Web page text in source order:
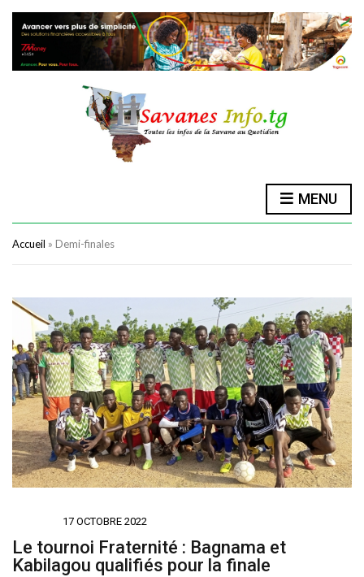
MENU
Accueil » Demi-finales
17 OCTOBRE 2022
Le tournoi Fraternité : Bagnama et
Kabilagou qualifiés pour la finale